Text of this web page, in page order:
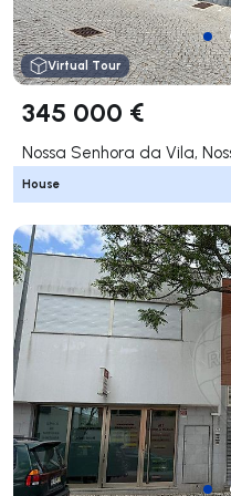
Virtual Tour
345 000 €
House